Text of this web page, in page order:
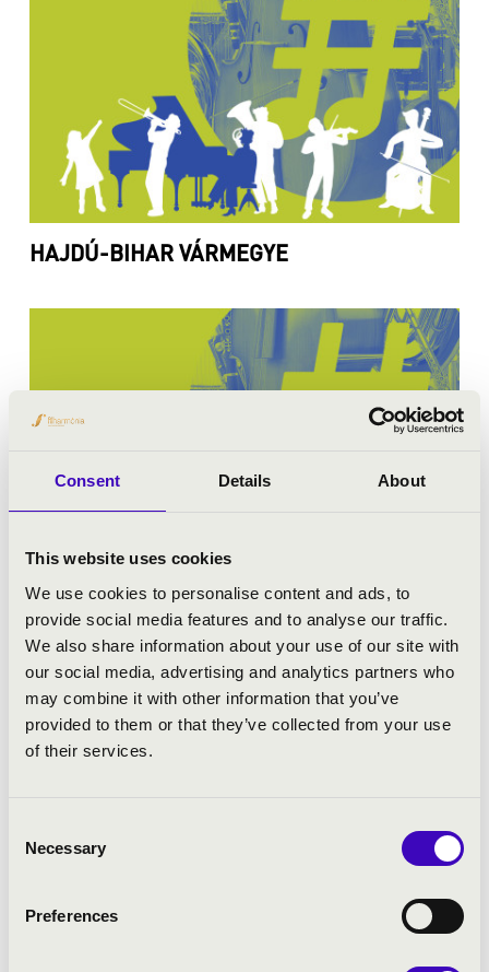
Consent Details About
This website uses cookies
We use cookies to personalise content and ads, to
provide social media features and to analyse our traffic.
We also share information about your use of our site with
our social media, advertising and analytics partners who
may combine it with other information that you’ve
provided to them or that they’ve collected from your use
of their services.
Selection
Necessary
Preferences
HAJDÚ-BIHAR VÁRMEGYE
HEVES VÁRMEGYE